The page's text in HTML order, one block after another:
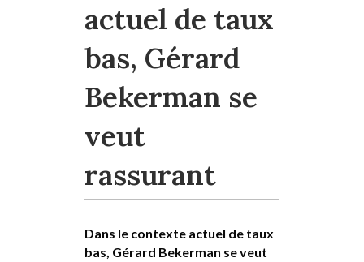
actuel de taux
bas, Gérard
Bekerman se
veut
rassurant
Dans le contexte actuel de taux
bas, Gérard Bekerman se veut